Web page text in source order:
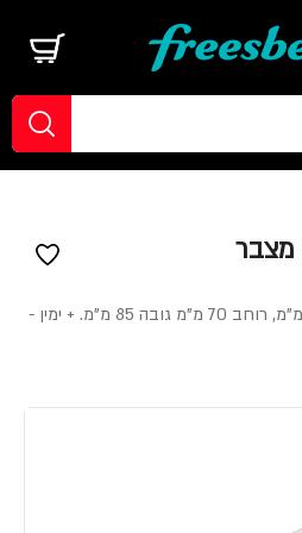
מצבר 12V 3AH MF אורך 113 מ"מ, רוחב 70 מ"מ גובה 85 מ"מ. + ימין -